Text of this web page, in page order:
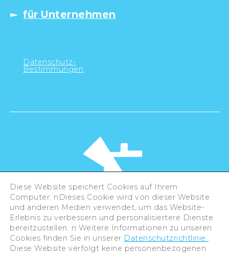
für Unternehmen
Datenschutz-
Bestimmungen
©Hiroshima Tourism Association /
Hiroshima Prefecture / Hiroshima City .
All rights reserved
Diese Website speichert Cookies auf Ihrem
Computer. nDieses Cookie wird von dieser Website
und anderen Medien verwendet, um das Website-
Erlebnis zu verbessern und personalisiertere Dienste
bereitzustellen. n Weitere Informationen zu unseren
Cookies finden Sie in unserer Datenschutzrichtlinie .
Diese Website verfolgt keine personenbezogenen